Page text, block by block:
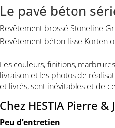
Le pavé béton
Revêtement brossé Stoneline
Revêtement béton lisse Korten
Les couleurs, finitions,
livraison et les photos de
et livrés, sont inévitables et de
Chez HESTIA Pierre
Peu d’entretien